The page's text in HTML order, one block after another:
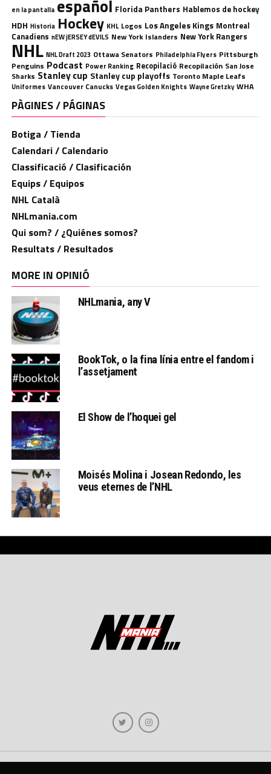
en la pantalla español Florida Panthers Hablemos de hockey
HDH Historia Hockey KHL Logos Los Angeles Kings Montreal
Canadiens nEW jERSEY dEVILS New York Islanders New York Rangers
NHL NHL Draft 2023 Ottawa Senators Philadelphia Flyers Pittsburgh
Penguins Podcast Power Ranking Recopilació Recopilación San Jose
Sharks Stanley cup Stanley cup playoffs Toronto Maple Leafs
Uniformes Vancouver Canucks Vegas Golden Knights Wayne Gretzky WHA
PÀGINES / PÁGINAS
Botiga / Tienda
Calendari / Calendario
Classificació / Clasificación
Equips / Equipos
NHL Català
NHLmania.com
Qui som? / ¿Quiénes somos?
Resultats / Resultados
MORE IN OPINIÓ
NHLmania, any V
BookTok, o la fina línia entre el fandom i
l’assetjament
El Show de l’hoquei gel
Moisés Molina i Josean Redondo, les
veus eternes de l’NHL